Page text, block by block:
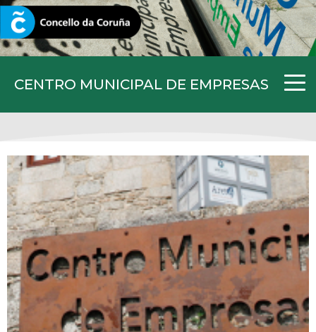
CENTRO MUNICIPAL DE EMPRESAS
CORUNA.GAL